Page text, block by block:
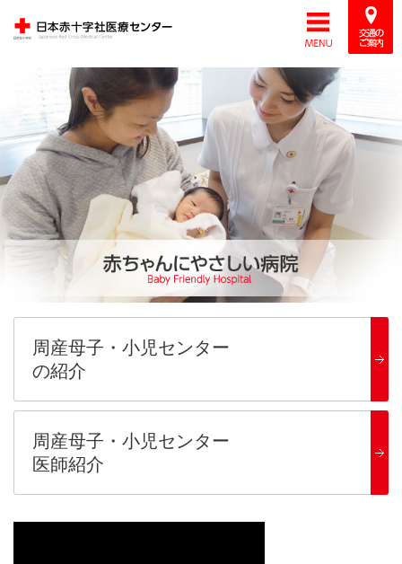
周産母子・小児センター
の紹介
周産母子・小児センター
医師紹介